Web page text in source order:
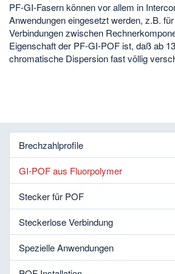
PF-GI-Fasern können vor allem in
Anwendungen eingesetzt werden, z.B.
Verbindungen zwischen
Eigenschaft der PF-GI-POF ist, daß ab
chromatische Dispersion fast völlig
Brechzahlprofile
GI-POF aus Fluorpolymer
Stecker für POF
Steckerlose Verbindung
Spezielle Anwendungen